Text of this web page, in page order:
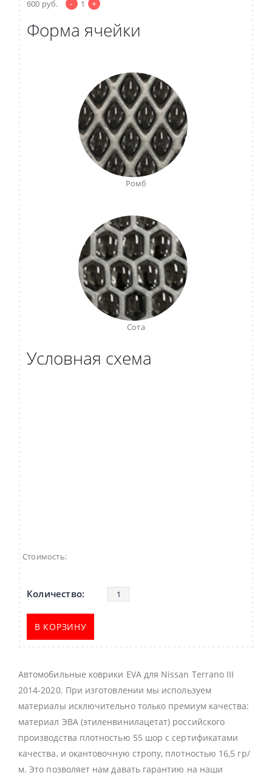
600 руб. - 1 +
Форма ячейки
Ромб
Сота
Условная схема
Стоимость:
В КОРЗИНУ
Автомобильные коврики EVA для Nissan Terrano III
2014-2020. При изготовлении мы используем
материалы исключительно только премиум качества:
материал ЭВА (этиленвинилацетат) российского
производства плотностью 55 шор с сертификатами
качества, и окантовочную стропу, плотностью 16,5 гр/
м. Это позволяет нам давать гарантию на наши